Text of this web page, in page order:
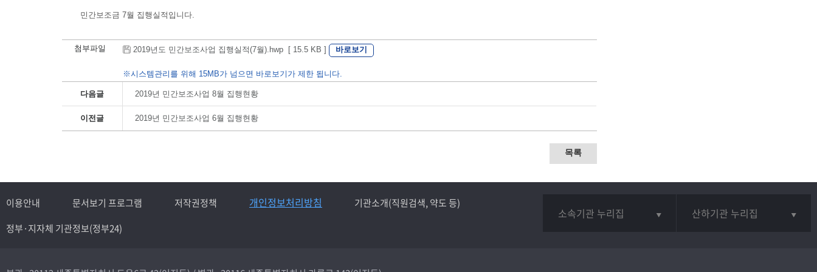
민간보조금 7월 집행실적입니다.
첨부파일 2019년도 민간보조사업 집행실적(7월).hwp [ 15.5 KB ] 바로보기
※시스템관리를 위해 15MB가 넘으면 바로보기가 제한 됩니다.
다음글 2019년 민간보조사업 8월 집행현황
이전글 2019년 민간보조사업 6월 집행현황
목록
이용안내 문서보기 프로그램 저작권정책 개인정보처리방침
기관소개(직원검색, 약도 등)
정부·지자체 기관정보(정부24)
소속기관 누리집 산하기관 누리집